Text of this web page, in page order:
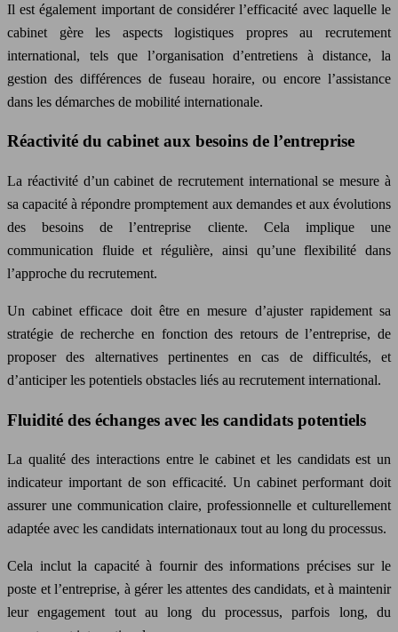
Il est également important de considérer l’efficacité avec laquelle le
cabinet gère les aspects logistiques propres au recrutement
international, tels que l’organisation d’entretiens à distance, la
gestion des différences de fuseau horaire, ou encore l’assistance
dans les démarches de mobilité internationale.
Réactivité du cabinet aux besoins de l’entreprise
La réactivité d’un cabinet de recrutement international se mesure à
sa capacité à répondre promptement aux demandes et aux évolutions
des besoins de l’entreprise cliente. Cela implique une
communication fluide et régulière, ainsi qu’une flexibilité dans
l’approche du recrutement.
Un cabinet efficace doit être en mesure d’ajuster rapidement sa
stratégie de recherche en fonction des retours de l’entreprise, de
proposer des alternatives pertinentes en cas de difficultés, et
d’anticiper les potentiels obstacles liés au recrutement international.
Fluidité des échanges avec les candidats potentiels
La qualité des interactions entre le cabinet et les candidats est un
indicateur important de son efficacité. Un cabinet performant doit
assurer une communication claire, professionnelle et culturellement
adaptée avec les candidats internationaux tout au long du processus.
Cela inclut la capacité à fournir des informations précises sur le
poste et l’entreprise, à gérer les attentes des candidats, et à maintenir
leur engagement tout au long du processus, parfois long, du